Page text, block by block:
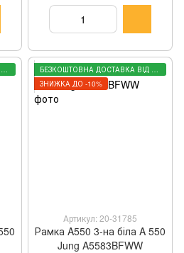
БЕЗКОШТОВНА ДОСТАВКА ВІД 3000 ГРН
БЕЗКОШТОВНА ДОСТАВКА ВІД 3000 ГРН
ЗНИЖКА ДО -10%
Артикул: 20-31785
Рамка A550 3-на біла A 550
Jung A5583BFWW